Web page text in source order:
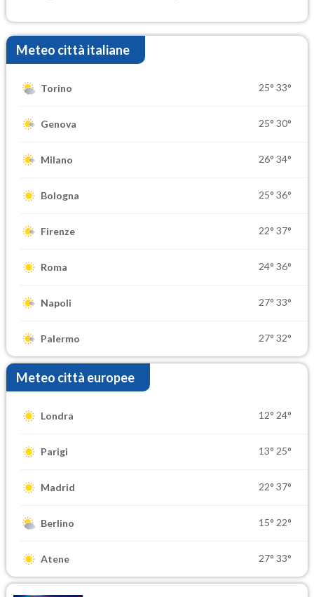
Meteo città italiane
Torino 25° 33°
Genova 25° 30°
Milano 26° 34°
Bologna 25° 36°
Firenze 22° 37°
Roma 24° 36°
Napoli 27° 33°
Palermo 27° 32°
Meteo città europee
Londra 12° 24°
Parigi 13° 25°
Madrid 22° 37°
Berlino 15° 22°
Atene 27° 33°